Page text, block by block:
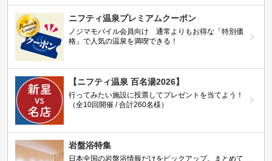
ニフティ温泉プレミアムクーポン
ノジマモバイル会員向け 通常よりもお得な「特別価
格」で人気の温泉を満喫できる！
【ニフティ温泉 百名湯2026】
行ってみたい施設に投票してプレゼントを当てよう！
（全10回開催 / 合計260名様）
岩盤浴特集
日本全国の岩盤浴情報だけをピックアップ。まとめて